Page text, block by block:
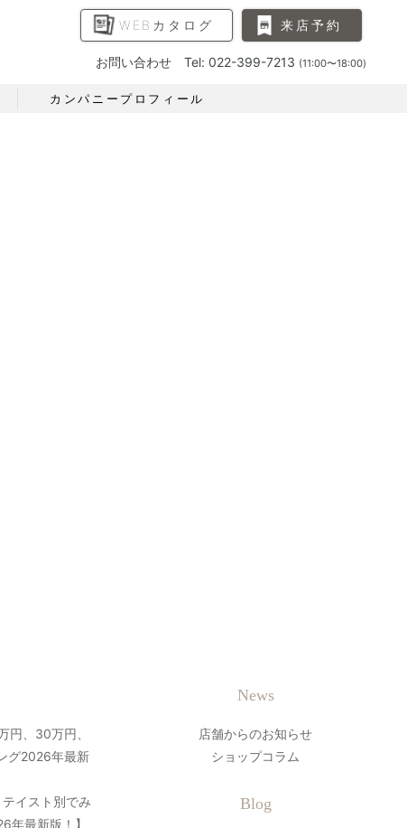
WEBカタログ 来店予約
お問い合わせ Tel: 022-399-7213 (11:00〜18:00)
カンパニープロフィール
円、30万円、
グ2026年最新
イスト別でみ
年最新版！】
News
店舗からのお知らせ
ショップコラム
Blog